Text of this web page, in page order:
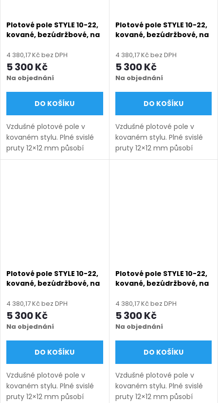
Plotové pole STYLE 10-22,
kované, bezúdržbové, na
mm, výška 580–1750
mm), antracit RAL 7016
matná
4 380,17 Kč bez DPH
5 300 Kč
Na objednání
DO KOŠÍKU
Vzdušné plotové pole v
kovaném stylu. Plné svislé
pruty 12×12 mm působí
lehce a nadčasově.
Plotové pole STYLE 10-22,
kované, bezúdržbové, na
mm, výška 580–1750
mm), černá RAL 9005
matná
4 380,17 Kč bez DPH
5 300 Kč
Na objednání
DO KOŠÍKU
Vzdušné plotové pole v
kovaném stylu. Plné svislé
pruty 12×12 mm působí
lehce a nadčasově.
Plotové pole STYLE 10-22,
kované, bezúdržbové, na
mm, výška 580–1750
mm), černá struktura RAL
9005
4 380,17 Kč bez DPH
5 300 Kč
Na objednání
DO KOŠÍKU
Vzdušné plotové pole v
kovaném stylu. Plné svislé
pruty 12×12 mm působí
Plotové pole STYLE 10-22,
kované, bezúdržbové, na
mm, výška 580–1750
mm), hnědá RAL 8014
matná
4 380,17 Kč bez DPH
5 300 Kč
Na objednání
DO KOŠÍKU
Vzdušné plotové pole v
kovaném stylu. Plné svislé
pruty 12×12 mm působí